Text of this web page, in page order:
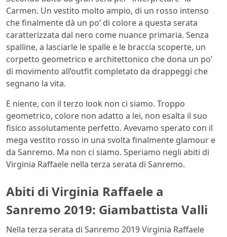
Carmen. Un vestito molto ampio, di un rosso intenso
che finalmente dà un po’ di colore a questa serata
caratterizzata dal nero come nuance primaria. Senza
spalline, a lasciarle le spalle e le braccia scoperte, un
corpetto geometrico e architettonico che dona un po’
di movimento all’outfit completato da drappeggi che
segnano la vita.
E niente, con il terzo look non ci siamo. Troppo
geometrico, colore non adatto a lei, non esalta il suo
fisico assolutamente perfetto. Avevamo sperato con il
mega vestito rosso in una svolta finalmente glamour e
da Sanremo. Ma non ci siamo. Speriamo negli abiti di
Virginia Raffaele nella terza serata di Sanremo.
Abiti di Virginia Raffaele a
Sanremo 2019: Giambattista Valli
Nella terza serata di Sanremo 2019 Virginia Raffaele